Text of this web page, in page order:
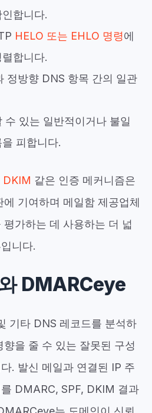
합니다.
HELO 또는 EHLO 명령에
합니다.
정방향 DNS 항목 간의 일관
수 있는 일반적이거나 불일
피합니다.
DKIM 같은 인증 메커니즘은
기여하며 메일함 제공업체
가하는 데 사용하는 더 넓
니다.
DMARCeye
기타 DNS 레코드를 분석하
을 줄 수 있는 잘못된 구성
. 발신 메일과 연결된 IP 주
DMARC, SPF, DKIM 결과